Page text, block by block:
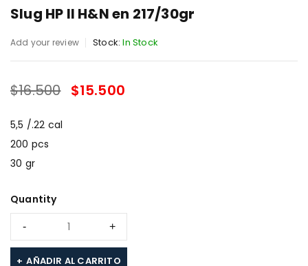
Slug HP II H&N en 217/30gr
Add your review Stock: In Stock
SALE ENDS IN:
$16.500 $15.500
5,5 /.22 cal
200 pcs
30 gr
Quantity
AÑADIR AL CARRITO